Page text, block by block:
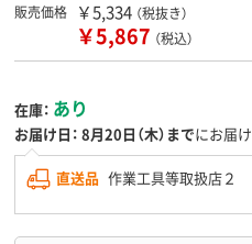
販売価格 ￥5,334 （税抜き）
￥5,867 （税込）
在庫： あり
お届け日： 8月20日（木）までにお届け
直送品 作業工具等取扱店２